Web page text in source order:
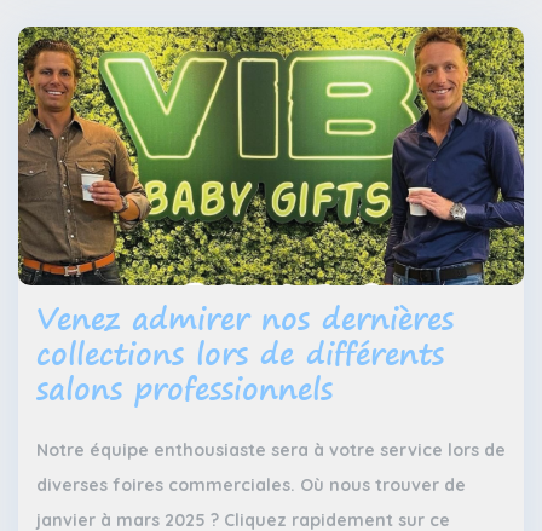
Venez admirer nos dernières
collections lors de différents
salons professionnels
Notre équipe enthousiaste sera à votre service lors de
diverses foires commerciales. Où nous trouver de
janvier à mars 2025 ? Cliquez rapidement sur ce